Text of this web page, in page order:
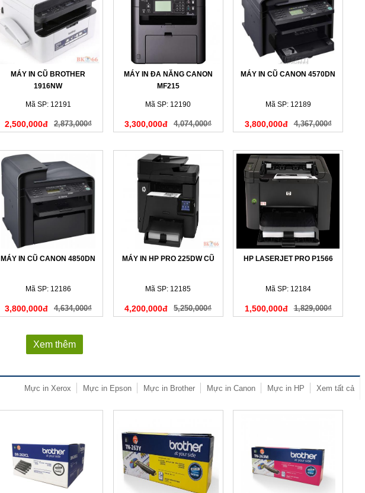
MÁY IN CŨ BROTHER
1916NW
Mã SP: 12191
2,500,000đ 2,873,000₫
MÁY IN ĐA NĂNG CANON
MF215
Mã SP: 12190
3,300,000đ 4,074,000₫
MÁY IN CŨ CANON 4570DN
Mã SP: 12189
3,800,000đ 4,367,000₫
MÁY IN CŨ CANON 4850DN
Mã SP: 12186
3,800,000đ 4,634,000₫
MÁY IN HP PRO 225DW CŨ
Mã SP: 12185
4,200,000đ 5,250,000₫
HP LASERJET PRO P1566
Mã SP: 12184
1,500,000đ 1,829,000₫
Xem thêm
Xem tất cả
Mực in HP
Mực in Canon
Mực in Brother
Mực in Epson
Mực in Xerox